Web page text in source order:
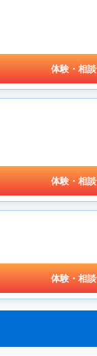
体験・相
体験・相
体験・相